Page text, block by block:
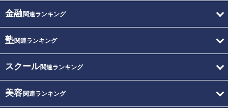
金融関連ランキング
塾関連ランキング
スクール関連ランキング
美容関連ランキング